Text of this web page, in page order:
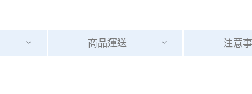
商品運送 注意